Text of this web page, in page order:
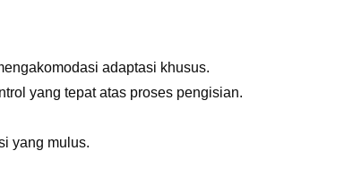
adaptasi khusus.
yang tepat atas proses pengisian.
yang mulus.